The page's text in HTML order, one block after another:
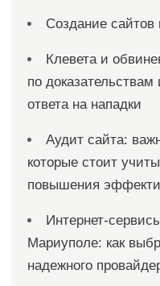
Создание сайтов
Клевета и
по
ответа на нападки
Аудит сайта:
которые стоит
повышения
Интернет-
Мариуполе: как
надежного